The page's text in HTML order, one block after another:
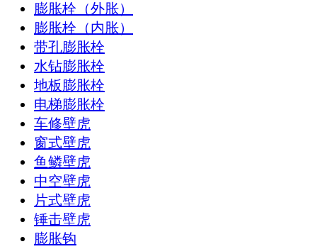
膨胀栓（外胀）
膨胀栓（内胀）
带孔膨胀栓
水钻膨胀栓
地板膨胀栓
电梯膨胀栓
车修壁虎
窗式壁虎
鱼鳞壁虎
中空壁虎
片式壁虎
锤击壁虎
膨胀钩